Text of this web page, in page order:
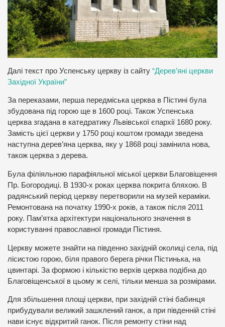
Далі текст про Успенську церкву із сайту “Дерев’яні церкви
Західної України”
За переказами, перша передміська церква в Пістині була
збудована під горою ще в 1600 році. Також Успенська
церква згадана в катедратику Львівської єпархії 1680 року.
Замість цієї церкви у 1750 році коштом громади зведена
наступна дерев’яна церква, яку у 1868 році замінила нова,
також церква з дерева.
Була філіяльною парафіяльної міської церкви Благовіщення
Пр. Богородиці. В 1930-х роках церква покрита бляхою. В
радянський період церкву перетворили на музей кераміки.
Ремонтована на початку 1990-х років, а також після 2011
року. Пам’ятка архітектури національного значення в
користуванні православної громади Пістиня.
Церкву можете знайти на південно західній околиці села, під
лісистою горою, біля правого берега річки Пістинька, на
цвинтарі. За формою і кількістю верхів церква подібна до
Благовіщенської в цьому ж селі, тільки менша за розмірами.
Для збільшення площі церкви, при західній стіні бабинця
прибудували великий зашклений ганок, а при південній стіні
нави існує відкритий ганок. Після ремонту стіни над